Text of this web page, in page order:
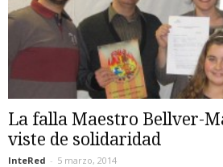
La falla Maestro Bellver-
viste de solidaridad
InteRed - 5 marzo, 2014